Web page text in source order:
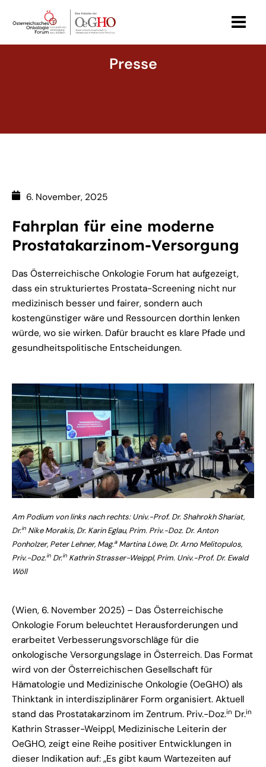
Inhalt
springen
Presse
6. November, 2025
Fahrplan für eine moderne
Prostatakarzinom-Versorgung
Das Österreichische Onkologie Forum hat aufgezeigt,
dass ein strukturiertes Prostata-Screening nicht nur
medizinisch besser und fairer, sondern auch
kostengünstiger wäre und Ressourcen dorthin lenken
würde, wo sie wirken. Dafür braucht es klare Pfade und
gesundheitspolitische Entscheidungen.
Am Podium von links nach rechts:Univ.-Prof. Dr. Shahrokh Shariat,
Dr.in Nike Morakis, Dr. Karin Eglau, Prim. Priv.-Doz. Dr. Anton
Ponholzer, Peter Lehner, Mag.aMartina Löwe, Dr. Arno Melitopulos,
Priv.-Doz.in Dr.in Kathrin Strasser-Weippl, Prim. Univ.-Prof. Dr. Ewald
Wöll
(Wien, 6. November 2025) – Das Österreichische
Onkologie Forum beleuchtet Herausforderungen und
erarbeitet Verbesserungsvorschläge für die
onkologische Versorgungslage in Österreich. Das Format
wird von der Österreichischen Gesellschaft für
Hämatologie und Medizinische Onkologie (OeGHO) als
Thinktank in interdisziplinärer Form organisiert. Aktuell
stand das Prostatakarzinom im Zentrum. Priv.-Doz.in Dr.in
Kathrin Strasser-Weippl, Medizinische Leiterin der
OeGHO, zeigt eine Reihe positiver Entwicklungen in
dieser Indikation auf: „Es gibt kaum Wartezeiten auf